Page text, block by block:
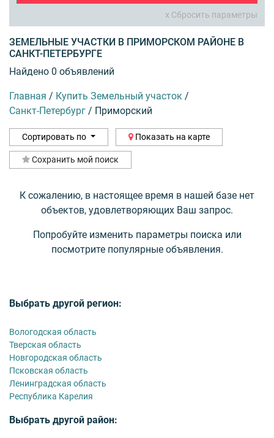
x Сбросить параметры
ЗЕМЕЛЬНЫЕ УЧАСТКИ В ПРИМОРСКОМ РАЙОНЕ В
САНКТ-ПЕТЕРБУРГЕ
Найдено 0 объявлений
Главная / Купить Земельный участок /
Санкт-Петербург / Приморский
Сортировать по Показать на карте
Сохранить мой поиск
К сожалению, в настоящее время в нашей базе нет
объектов, удовлетворяющих Ваш запрос.
Попробуйте изменить параметры поиска или
посмотрите популярные объявления.
Выбрать другой регион:
Вологодская область
Тверская область
Новгородская область
Псковская область
Ленинградская область
Республика Карелия
Выбрать другой район: